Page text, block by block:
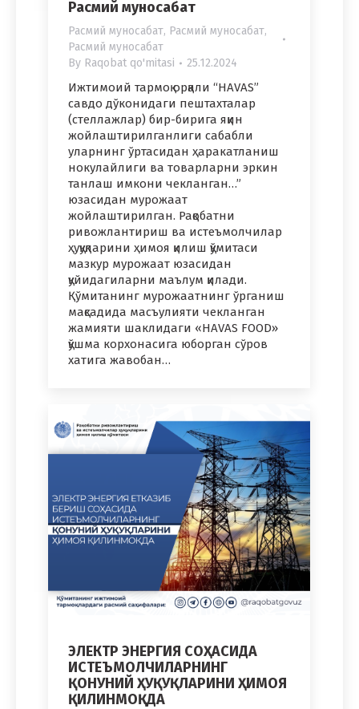
Расмий муносабат
Расмий муносабат, Расмий муносабат,
Расмий муносабат
By Raqobat qo'mitasi 25.12.2024
Ижтимоий тармоқ орқали “HAVAS”
савдо дўконидаги пештахталар
(стеллажлар) бир-бирига яқин
жойлаштирилганлиги сабабли
уларнинг ўртасидан ҳаракатланиш
нокулайлиги ва товарларни эркин
танлаш имкони чекланган…”
юзасидан мурожаат
жойлаштирилган. Рақобатни
ривожлантириш ва истеъмолчилар
ҳуқуқларини ҳимоя қилиш қўмитаси
мазкур мурожаат юзасидан
қуйидагиларни маълум қилади.
Қўмитанинг мурожаатнинг ўрганиш
мақсадида масъулияти чекланган
жамияти шаклидаги «HAVAS FOOD»
қўшма корхонасига юборган сўров
хатига жавобан…
ЭЛЕКТР ЭНЕРГИЯ СОҲАСИДА
ИСТЕЪМОЛЧИЛАРНИНГ
ҚОНУНИЙ ҲУҚУҚЛАРИНИ ҲИМОЯ
ҚИЛИНМОҚДА